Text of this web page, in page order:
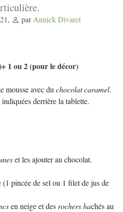
, parAnnick Divaret
1 ou 2 (pour le décor)
mousse avec duchocolat caramel.
derrière la tablette.
et les ajouter au chocolat.
(1 pincée de sel ou 1 filet de jus de
en neige et desrochers hachés au